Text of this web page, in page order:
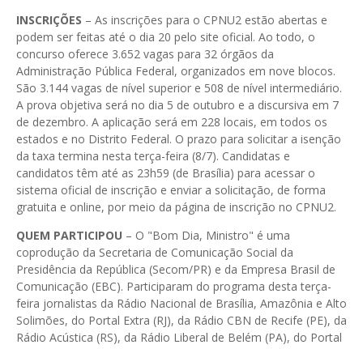
INSCRIÇÕES – As inscrições para o CPNU2 estão abertas e
podem ser feitas até o dia 20 pelo site oficial. Ao todo, o
concurso oferece 3.652 vagas para 32 órgãos da
Administração Pública Federal, organizados em nove blocos.
São 3.144 vagas de nível superior e 508 de nível intermediário.
A prova objetiva será no dia 5 de outubro e a discursiva em 7
de dezembro. A aplicação será em 228 locais, em todos os
estados e no Distrito Federal. O prazo para solicitar a isenção
da taxa termina nesta terça-feira (8/7). Candidatas e
candidatos têm até as 23h59 (de Brasília) para acessar o
sistema oficial de inscrição e enviar a solicitação, de forma
gratuita e online, por meio da página de inscrição no CPNU2.
QUEM PARTICIPOU – O "Bom Dia, Ministro" é uma
coprodução da Secretaria de Comunicação Social da
Presidência da República (Secom/PR) e da Empresa Brasil de
Comunicação (EBC). Participaram do programa desta terça-
feira jornalistas da Rádio Nacional de Brasília, Amazônia e Alto
Solimões, do Portal Extra (RJ), da Rádio CBN de Recife (PE), da
Rádio Acústica (RS), da Rádio Liberal de Belém (PA), do Portal